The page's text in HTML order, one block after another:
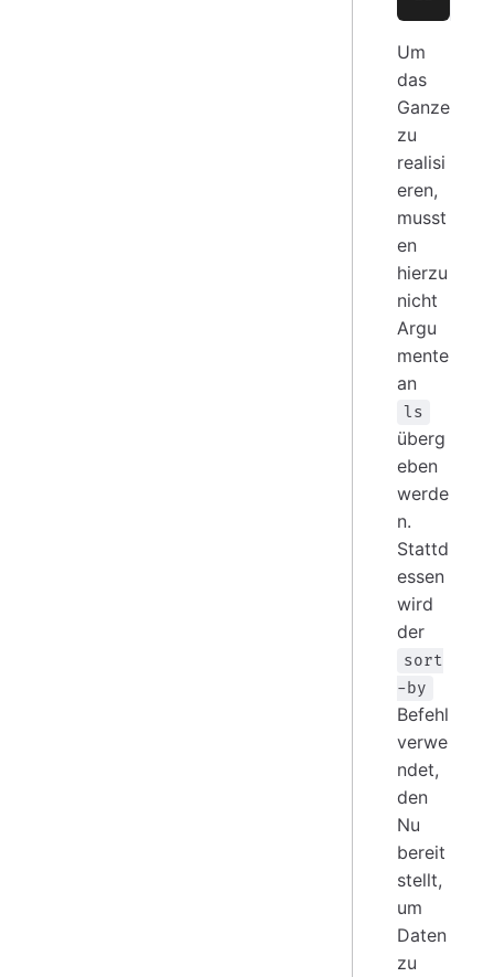
Um
das
Ganze
zu
realisi
eren,
musst
en
hierzu
nicht
Argu
mente
an
ls
überg
eben
werde
n.
Stattd
essen
wird
der
sort
-by
Befehl
verwe
ndet,
den
Nu
bereit
stellt,
um
Daten
zu